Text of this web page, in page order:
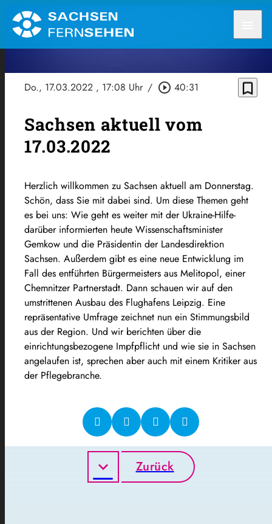
Do., 17.03.2022 , 17:08 Uhr / play_circle_outline 40:31 bookmark_border
Sachsen aktuell vom
17.03.2022
Herzlich willkommen zu Sachsen aktuell am Donnerstag.
Schön, dass Sie mit dabei sind. Um diese Themen geht
es bei uns: Wie geht es weiter mit der Ukraine-Hilfe-
darüber informierten heute Wissenschaftsminister
Gemkow und die Präsidentin der Landesdirektion
Sachsen. Außerdem gibt es eine neue Entwicklung im
Fall des entführten Bürgermeisters aus Melitopol, einer
Chemnitzer Partnerstadt. Dann schauen wir auf den
umstrittenen Ausbau des Flughafens Leipzig. Eine
repräsentative Umfrage zeichnet nun ein Stimmungsbild
aus der Region. Und wir berichten über die
einrichtungsbezogene Impfpflicht und wie sie in Sachsen
angelaufen ist, sprechen aber auch mit einem Kritiker aus
der Pflegebranche.
Zurück